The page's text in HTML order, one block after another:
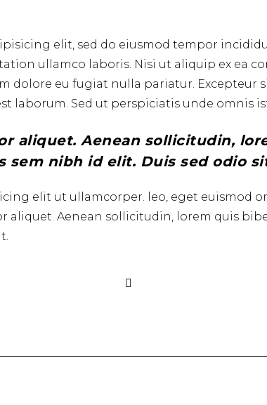
elit, sed do eiusmod tempor
ullamco laboris. Nisi ut aliquip ex ea
dolore eu fugiat nulla pariatur. Excepteur
laborum. Sed ut perspiciatis unde omnis
aliquet. Aenean sollicitudin,
sem nibh id elit. Duis sed odio
elit ut ullamcorper. leo, eget euismod
aliquet. Aenean sollicitudin, lorem quis